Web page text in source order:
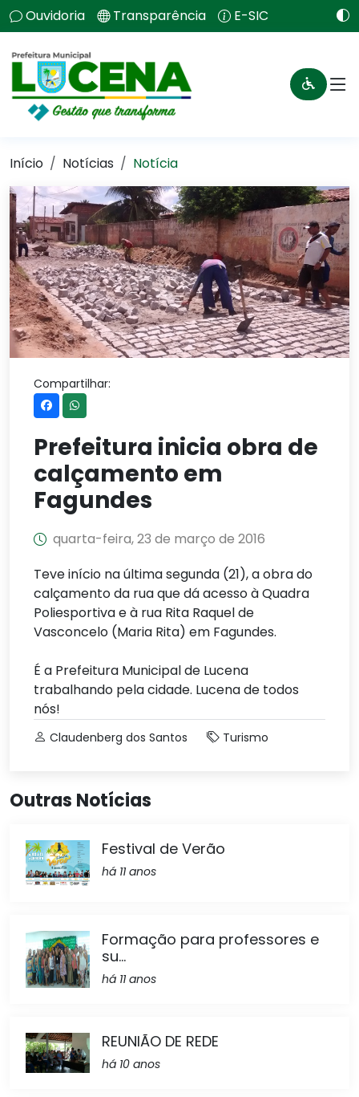
Ouvidoria Transparência E-SIC
Início Notícias Notícia
Compartilhar:
Prefeitura inicia obra de
calçamento em
Fagundes
quarta-feira, 23 de março de 2016
Teve início na última segunda (21), a obra do
calçamento da rua que dá acesso à Quadra
Poliesportiva e à rua Rita Raquel de
Vasconcelo (Maria Rita) em Fagundes.
É a Prefeitura Municipal de Lucena
trabalhando pela cidade. Lucena de todos
nós!
Claudenberg dos Santos Turismo
Outras Notícias
Festival de Verão
há 11 anos
Formação para professores e
su...
há 11 anos
REUNIÃO DE REDE
há 10 anos